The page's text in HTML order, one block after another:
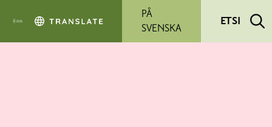
PÅ
SVENSKA
ETSI